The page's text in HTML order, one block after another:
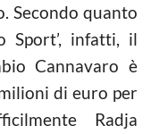
Secondo quanto
Sport’, infatti, il
Cannavaro è
di euro per
Radja